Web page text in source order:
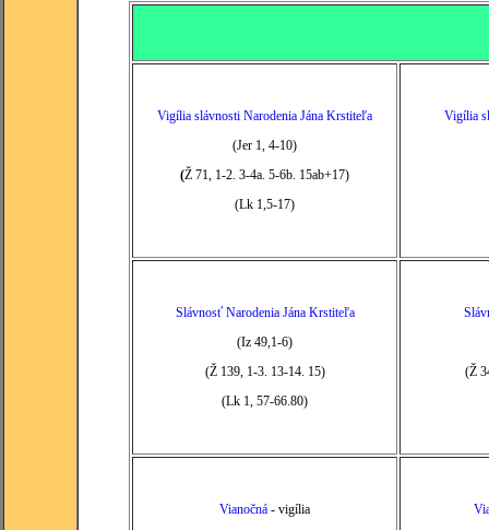
Vigília slávnosti Narodenia Jána Krstiteľa
(Jer 1, 4-10)
(Ž 71, 1-2. 3-4a. 5-6b. 15ab+17)
(Lk 1,5-17)
Vigília
Slávnosť Narodenia Jána Krstiteľa
(Iz 49,1-6)
(Ž 139, 1-3. 13-14. 15)
(Lk 1, 57-66.80)
(Ž
Vianočná - vigília